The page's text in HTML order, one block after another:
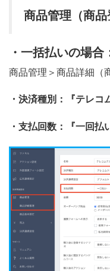
商品管理（商品
・一括払いの場合
商品管理＞商品詳細（
・決済種別：『テレ
・支払回数：『一回払